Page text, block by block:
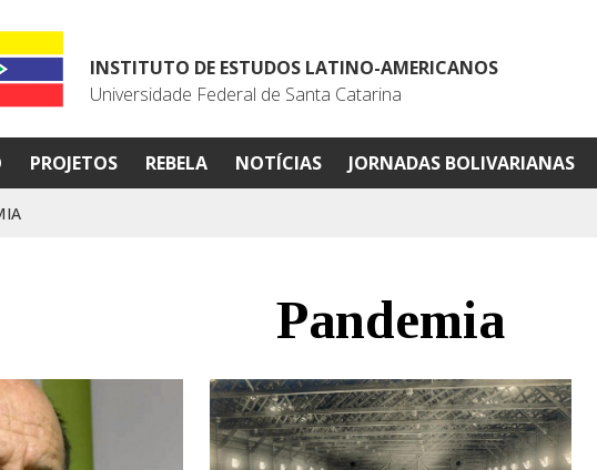
INSTITUTO DE ESTUDOS LATINO-AMERICANOS
Universidade Federal de Santa Catarina
PROJETOS REBELA NOTÍCIAS JORNADAS BOLIVARIANAS
Pandemia